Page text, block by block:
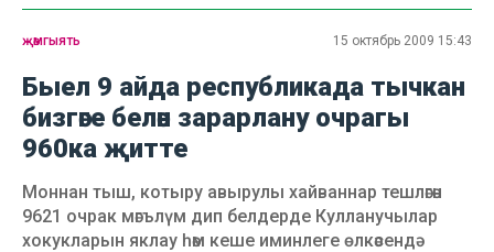
җәмгыять 15 октябрь 2009 15:43
Быел 9 айда республикада тычкан
бизгәге белән зарарлану очрагы
960ка җитте
Моннан тыш, котыру авырулы хайваннар тешләгән
9621 очрак мәгълүм дип белдерде Кулланучылар
хокукларын яклау һәм кеше иминлеге өлкәсендә